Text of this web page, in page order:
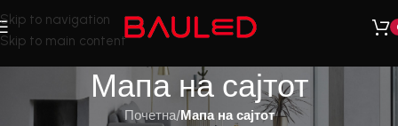
Skip to navigation
Skip to main content
Мапа на сајтот
Почетна/Мапа на сајтот